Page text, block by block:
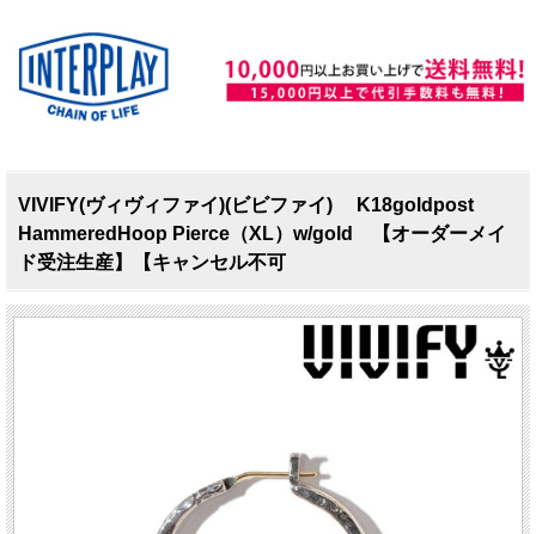
VIVIFY(ヴィヴィファイ)(ビビファイ) K18goldpost
HammeredHoop Pierce（XL）w/gold 【オーダーメイ
ド受注生産】【キャンセル不可